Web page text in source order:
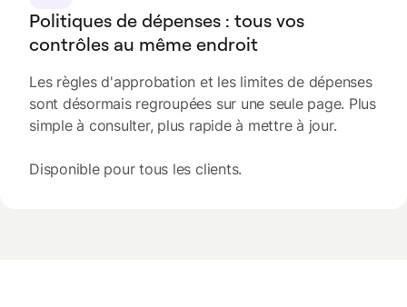
Politiques de dépenses : tous vos
contrôles au même endroit
Les règles d'approbation et les limites de dépenses
sont désormais regroupées sur une seule page. Plus
simple à consulter, plus rapide à mettre à jour.
Disponible pour tous les clients.